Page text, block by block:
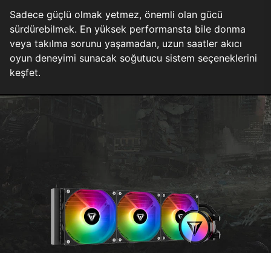
Sadece güçlü olmak yetmez, önemli olan gücü
sürdürebilmek. En yüksek performansta bile donma
veya takılma sorunu yaşamadan, uzun saatler akıcı
oyun deneyimi sunacak soğutucu sistem seçeneklerini
keşfet.